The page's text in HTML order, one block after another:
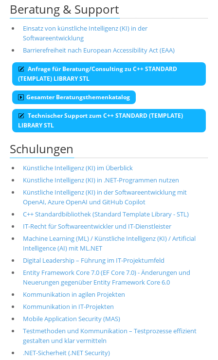
Beratung & Support
Einsatz von künstliche Intelligenz (KI) in der
Softwareentwicklung
Barrierefreiheit nach European Accessibility Act (EAA)
Anfrage für Beratung/Consulting zu C++ STANDARD
(TEMPLATE) LIBRARY STL
Gesamter Beratungsthemenkatalog
Technischer Support zum C++ STANDARD (TEMPLATE)
LIBRARY STL
Schulungen
Künstliche Intelligenz (KI) im Überblick
Künstliche Intelligenz (KI) in .NET-Programmen nutzen
Künstliche Intelligenz (KI) in der Softwareentwicklung mit
OpenAI, Azure OpenAI und GitHub Copilot
C++ Standardbibliothek (Standard Template Library - STL)
IT-Recht für Softwareentwickler und IT-Dienstleister
Machine Learning (ML) / Künstliche Intelligenz (KI) / Artificial
Intelligence (AI) mit ML.NET
Digital Leadership – Führung im IT-Projektumfeld
Entity Framework Core 7.0 (EF Core 7.0) - Änderungen und
Neuerungen gegenüber Entity Framework Core 6.0
Kommunikation in agilen Projekten
Kommunikation in IT-Projekten
Mobile Application Security (MAS)
Testmethoden und Kommunikation – Testprozesse effizient
gestalten und klar vermitteln
.NET-Sicherheit (.NET Security)